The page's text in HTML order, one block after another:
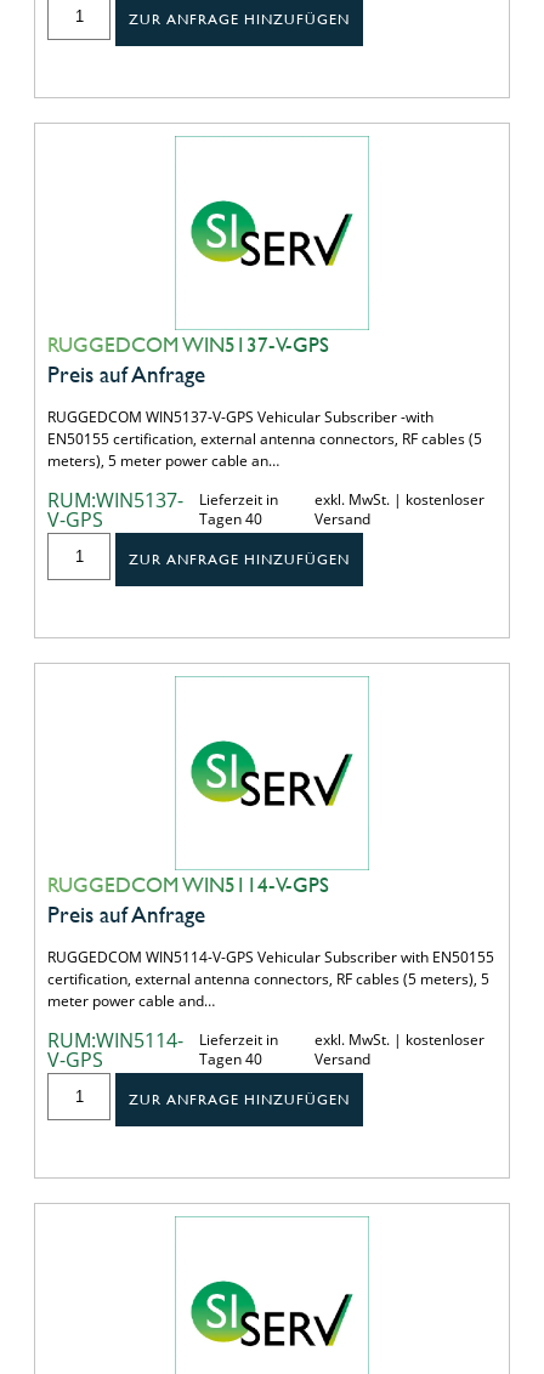
ZUR ANFRAGE HINZUFÜGEN
RUGGEDCOM WIN5137-V-GPS
Preis auf Anfrage
RUGGEDCOM WIN5137-V-GPS Vehicular Subscriber -with
EN50155 certification, external antenna connectors, RF cables (5
meters), 5 meter power cable an…
RUM:WIN5137-
V-GPS
Lieferzeit in
Tagen 40
exkl. MwSt. | kostenloser
Versand
ZUR ANFRAGE HINZUFÜGEN
RUGGEDCOM WIN5114-V-GPS
Preis auf Anfrage
RUGGEDCOM WIN5114-V-GPS Vehicular Subscriber with EN50155
certification, external antenna connectors, RF cables (5 meters), 5
meter power cable and…
RUM:WIN5114-
V-GPS
Lieferzeit in
Tagen 40
exkl. MwSt. | kostenloser
Versand
ZUR ANFRAGE HINZUFÜGEN